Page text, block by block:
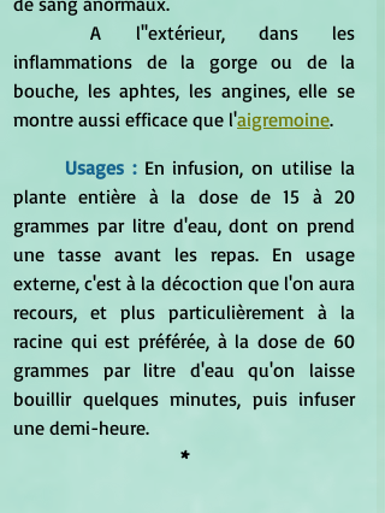
	A l''extérieur, dans les
inflammations de la gorge ou de la
bouche, les aphtes, les angines, elle se
montre aussi efficace que l'aigremoine.
Usages : En infusion, on utilise la
plante entière à la dose de 15 à 20
grammes par litre d'eau, dont on prend
une tasse avant les repas. En usage
externe, c'est à la décoction que l'on aura
recours, et plus particulièrement à la
racine qui est préférée, à la dose de 60
grammes par litre d'eau qu'on laisse
bouillir quelques minutes, puis infuser
une demi-heure.
*